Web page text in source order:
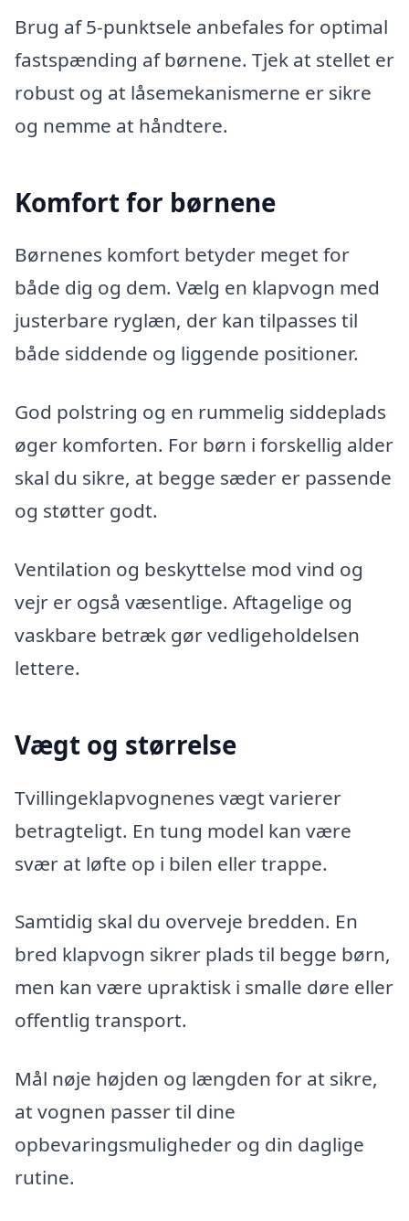
Brug af 5-punktsele anbefales for optimal
fastspænding af børnene. Tjek at stellet er
robust og at låsemekanismerne er sikre
og nemme at håndtere.
Komfort for børnene
Børnenes komfort betyder meget for
både dig og dem. Vælg en klapvogn med
justerbare ryglæn, der kan tilpasses til
både siddende og liggende positioner.
God polstring og en rummelig siddeplads
øger komforten. For børn i forskellig alder
skal du sikre, at begge sæder er passende
og støtter godt.
Ventilation og beskyttelse mod vind og
vejr er også væsentlige. Aftagelige og
vaskbare betræk gør vedligeholdelsen
lettere.
Vægt og størrelse
Tvillingeklapvognenes vægt varierer
betragteligt. En tung model kan være
svær at løfte op i bilen eller trappe.
Samtidig skal du overveje bredden. En
bred klapvogn sikrer plads til begge børn,
men kan være upraktisk i smalle døre eller
offentlig transport.
Mål nøje højden og længden for at sikre,
at vognen passer til dine
opbevaringsmuligheder og din daglige
rutine.